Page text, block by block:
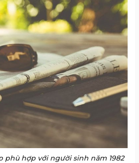
phù hợp với người sinh năm 1982